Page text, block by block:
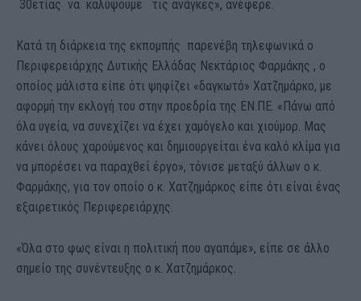
30ετίας να καλύψουμε τις ανάγκες», ανέφερε.
Κατά τη διάρκεια της εκπομπής παρενέβη τηλεφωνικά ο
Περιφερειάρχης Δυτικής Ελλάδας Νεκτάριος Φαρμάκης , ο
οποίος μάλιστα είπε ότι ψηφίζει «δαγκωτό» Χατζημάρκο, με
αφορμή την εκλογή του στην προεδρία της ΕΝ.ΠΕ. «Πάνω από
όλα υγεία, να συνεχίζει να έχει χαμόγελο και χιούμορ. Μας
κάνει όλους χαρούμενος και δημιουργείται ένα καλό κλίμα για
να μπορέσει να παραχθεί έργο», τόνισε μεταξύ άλλων ο κ.
Φαρμάκης, για τον οποίο ο κ. Χατζημάρκος είπε ότι είναι ένας
εξαιρετικός Περιφερειάρχης.
«Όλα στο φως είναι η πολιτική που αγαπάμε», είπε σε άλλο
σημείο της συνέντευξης ο κ. Χατζημάρκος.